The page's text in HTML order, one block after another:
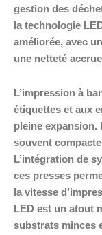
gestion des
la technologie
améliorée, avec
une netteté
L’impression à
étiquettes et aux
pleine expansion.
souvent
L’intégration de
ces presses
la vitesse
LED est un atout
substrats minces